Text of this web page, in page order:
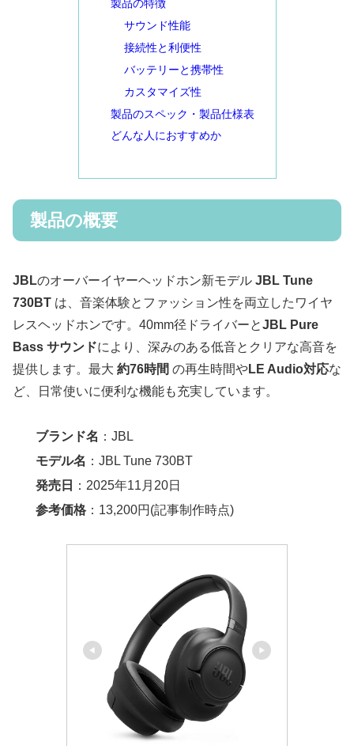
製品の特徴
サウンド性能
接続性と利便性
バッテリーと携帯性
カスタマイズ性
製品のスペック・製品仕様表
どんな人におすすめか
製品の概要
JBLのオーバーイヤーヘッドホン新モデル JBL Tune
730BT は、音楽体験とファッション性を両立したワイヤ
レスヘッドホンです。40mm径ドライバーとJBL Pure
Bass サウンドにより、深みのある低音とクリアな高音を
提供します。最大 約76時間 の再生時間やLE Audio対応な
ど、日常使いに便利な機能も充実しています。
ブランド名 ：JBL
モデル名 ：JBL Tune 730BT
発売日
：2025年11月20日
参考価格 ：13,200円(記事制作時点)